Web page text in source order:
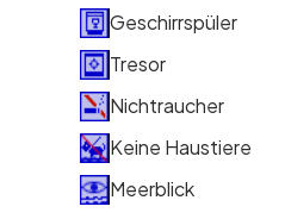
Geschirrspüler
Tresor
Nichtraucher
Keine Haustiere
Meerblick